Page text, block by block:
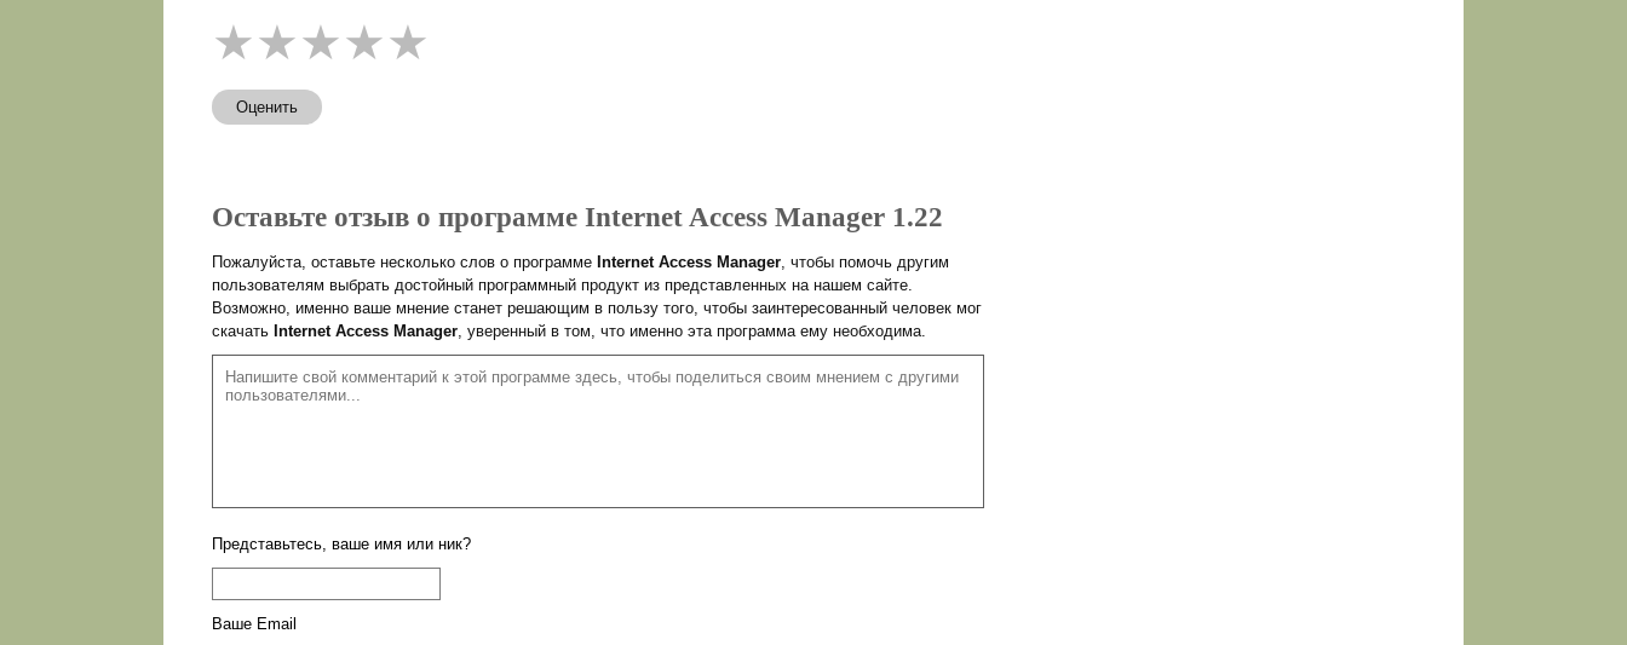
★★★★★
Оценить
Оставьте отзыв о программе Internet Access Manager 1.22
Пожалуйста, оставьте несколько слов о программе Internet Access Manager, чтобы помочь другим
пользователям выбрать достойный программный продукт из представленных на нашем сайте.
Возможно, именно ваше мнение станет решающим в пользу того, чтобы заинтересованный человек мог
скачать Internet Access Manager, уверенный в том, что именно эта программа ему необходима.
Представьтесь, ваше имя или ник?
Ваше Email